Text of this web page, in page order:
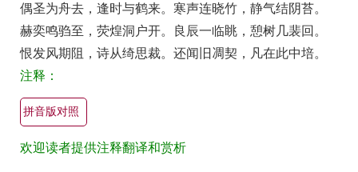
部
郑
侍
郎
省
中
四
偶圣为舟去，逢时与鹤来。寒声连晓竹，静气结阴苔。
赫奕鸣驺至，荧煌洞户开。良辰一临眺，憩树几裴回。
恨发风期阻，诗从绮思裁。还闻旧凋契，凡在此中培。
注释：
拼音版对照
欢迎读者提供注释翻译和赏析